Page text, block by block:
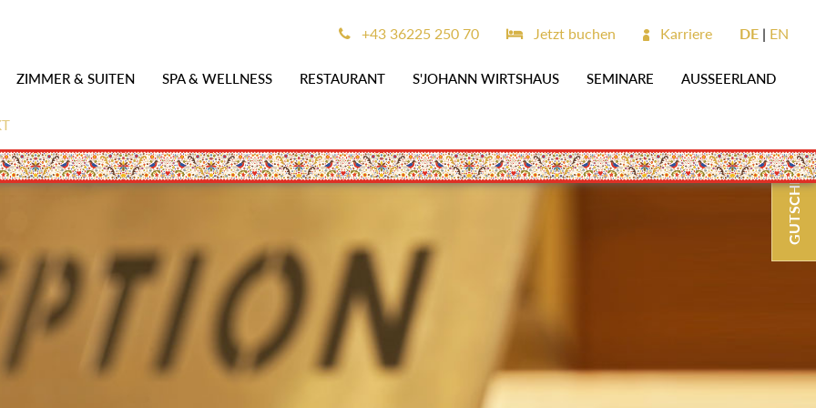
ZIMMER & SUITEN SPA & WELLNESS RESTAURANT S'JOHANN WIRTSHAUS SEMINARE AUSSEERLAND
+43 36225 250 70 Jetzt buchen Karriere DE EN
GUTSCHEINE